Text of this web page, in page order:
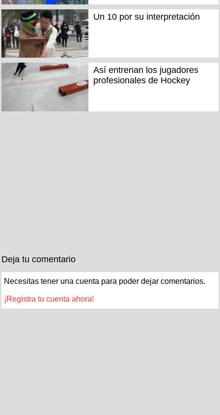
Un 10 por su interpretación
Así entrenan los jugadores
profesionales de Hockey
Deja tu comentario
Necesitas tener una cuenta para poder dejar comentarios.
¡Registra tu cuenta ahora!